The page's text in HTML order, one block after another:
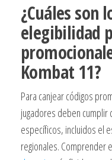
¿Cuáles son
elegibilidad
Kombat 11?
Para canjear códigos
jugadores deben
específicos, incluidos el
regionales. Comprender